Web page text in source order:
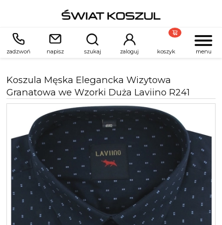
menu
zadzwoń napisz szukaj zaloguj koszyk
Koszula Męska Elegancka Wizytowa
Granatowa we Wzorki Duża Laviino R241